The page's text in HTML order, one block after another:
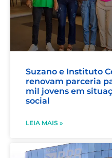
Suzano e Instituto
renovam parceria
mil jovens em
social
LEIA MAIS »